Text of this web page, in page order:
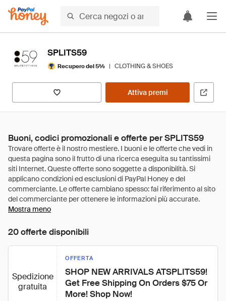
SPLITS59
Recupero del 5% | CLOTHING & SHOES
Attiva premi
Buoni, codici promozionali e offerte per SPLITS59
Mostra meno
20 offerte disponibili
Spedizione
gratuita
OFFERTA
SHOP NEW ARRIVALS ATSPLITS59!
Get Free Shipping On Orders $75 Or
More! Shop Now!